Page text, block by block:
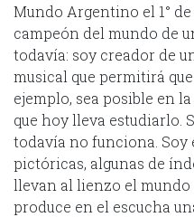
Mundo Argentino el 1° de
campeón del mundo de
todavía: soy creador de
musical que permitirá
ejemplo, sea posible en
que hoy lleva estudiarlo.
todavía no funciona. Soy
pictóricas, algunas de
llevan al lienzo el
produce en el escucha